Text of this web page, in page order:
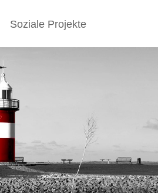
Soziale Projekte